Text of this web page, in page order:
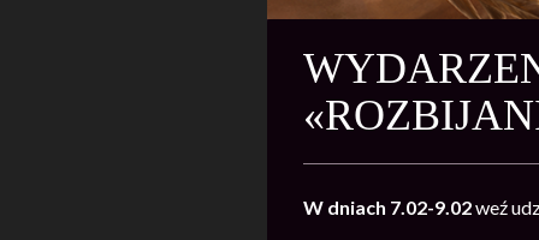
W dniach 7.02-9.02weź